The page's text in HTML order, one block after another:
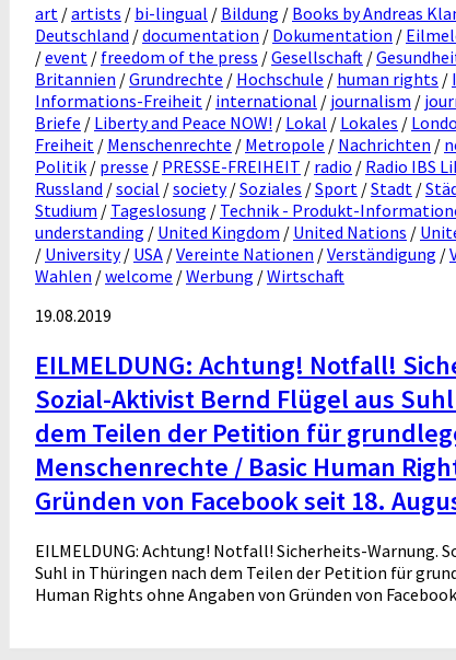
art /artists / bi-lingual / Bildung / Books by Andreas
Deutschland /documentation / Dokumentation /
/event / freedom of the press /Gesellschaft /
Britannien /Grundrechte / Hochschule / human rights /
Informations-Freiheit / international / journalism /
Briefe / Liberty and Peace NOW! / Lokal / Lokales /
Freiheit / Menschenrechte / Metropole / Nachrichten /
Politik / presse / PRESSE-FREIHEIT / radio / Radio IBS
Russland /social /society/Soziales /Sport /Stadt /
Studium / Tageslosung / Technik - Produkt-
understanding / United Kingdom / United Nations /
/ University/ USA /Vereinte Nationen /Verständigung /
Wahlen /welcome /Werbung /Wirtschaft
19.08.2019
EILMELDUNG: Achtung! Notfall!
Sozial-Aktivist Bernd Flügel aus
dem Teilen der Petition für
Menschenrechte / Basic Human
Gründen von Facebook seit 18.
EILMELDUNG: Achtung! Notfall! Sicherheits-Warnung.
Suhl in Thüringen nach dem Teilen der Petition für
Human Rights ohne Angaben von Gründen von